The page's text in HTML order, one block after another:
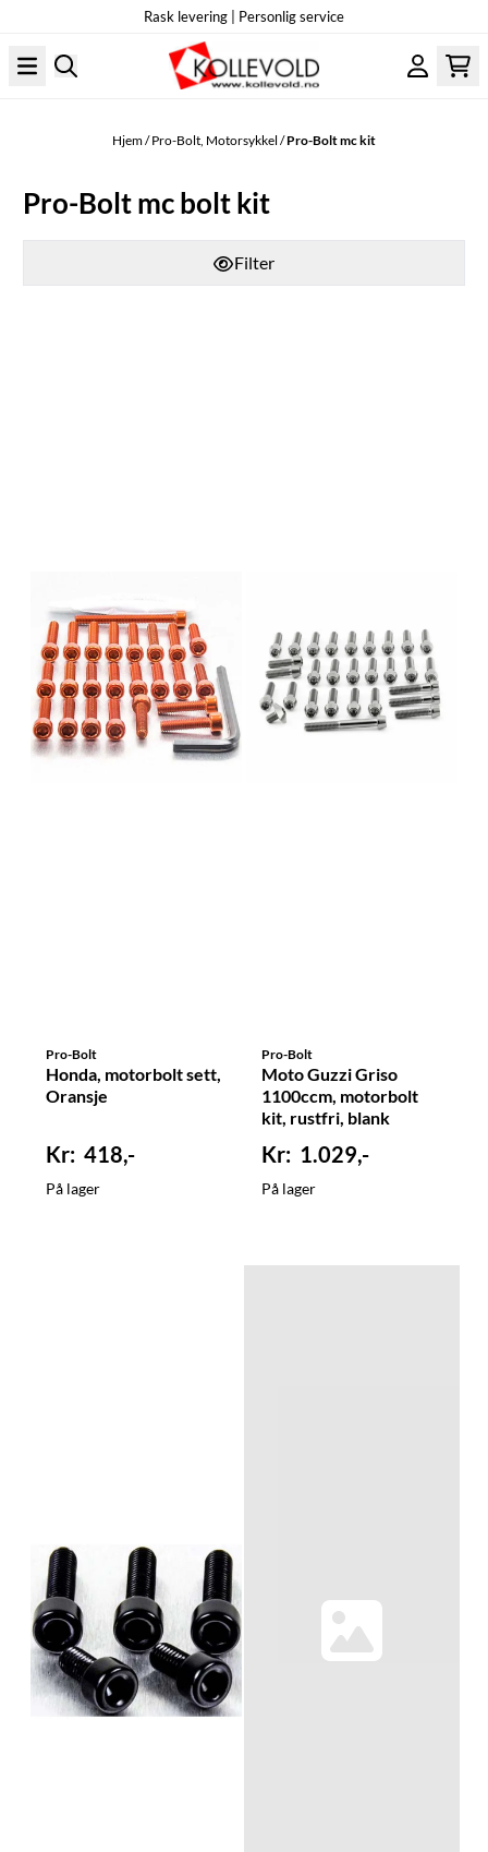
Rask levering | Personlig service
Hjem/Pro-Bolt, Motorsykkel /Pro-Bolt mc kit
Pro-Bolt mc bolt kit
Filter
Pro-Bolt
Honda, motorbolt sett,
Oransje
418,-
På lager
Pro-Bolt
Moto Guzzi Griso
1100ccm, motorbolt
kit, rustfri, blank
1.029,-
På lager